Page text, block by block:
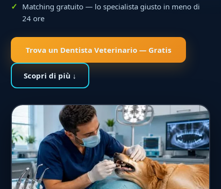
Matching gratuito — lo specialista giusto in meno di
24 ore
Trova un Dentista Veterinario — Gratis
Scopri di più ↓